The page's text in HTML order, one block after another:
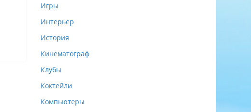
Игры
Интерьер
История
Кинематограф
Клубы
Коктейли
Компьютеры